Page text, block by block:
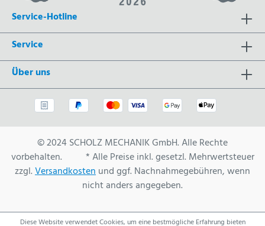
Service-Hotline
Service
Über uns
© 2024 SCHOLZ MECHANIK GmbH. Alle Rechte
vorbehalten. * Alle Preise inkl. gesetzl. Mehrwertsteuer
zzgl.Versandkostenund ggf. Nachnahmegebühren, wenn
nicht anders angegeben.
Diese Website verwendet Cookies, um eine bestmögliche Erfahrung bieten